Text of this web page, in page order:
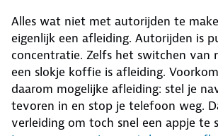
Alles wat niet met autorijden te
eigenlijk een afleiding. Autorijden is
concentratie. Zelfs het switchen van
een slokje koffie is afleiding.
daarom mogelijke afleiding: stel je
tevoren in en stop je telefoon weg.
verleiding om toch snel een appje te